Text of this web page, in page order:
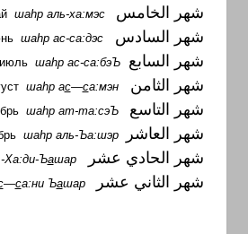
شهر الخامس шаhр аль-ха:мэс
شهر السادس шаhр ас-са:дэс
شهر السابع июль шаhр ас-са:бэЪ
شهر الثامن шаhр ас—са:мэн
شهر التاسع шаhр ат-та:сэЪ
شهر العاشر шаhр аль-Ъа:шэр
شهر الحادي عشر Ха:ди-Ъашар
شهر الثاني عشر —са:ни Ъашар